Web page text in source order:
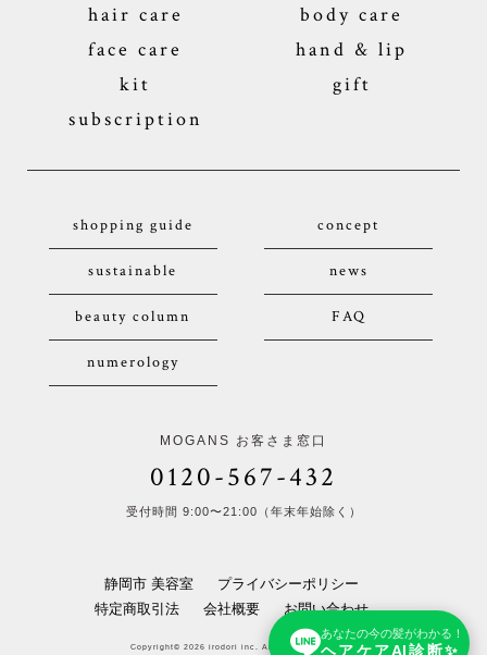
あなたの今の髪がわかる！
ヘアケアAI診断✨
hair care
body care
face care
hand & lip
kit
gift
subscription
shopping guide concept
sustainable news
beauty column FAQ
numerology
MOGANS お客さま窓口
0120-567-432
受付時間 9:00〜21:00（年末年始除く）
静岡市 美容室
プライバシーポリシー
特定商取引法
会社概要 お問い合わせ
Copyright© 2026 irodori inc. All Rights Reserved.